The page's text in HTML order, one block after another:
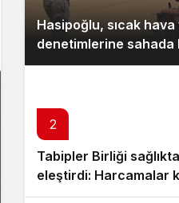
Gece Modu
Gece modunu
Hasipoğlu, sıcak hava
denetimlerine sahada
2
Tabipler Birliği
eleştirdi: Harcamalar
paylaşılmalı!